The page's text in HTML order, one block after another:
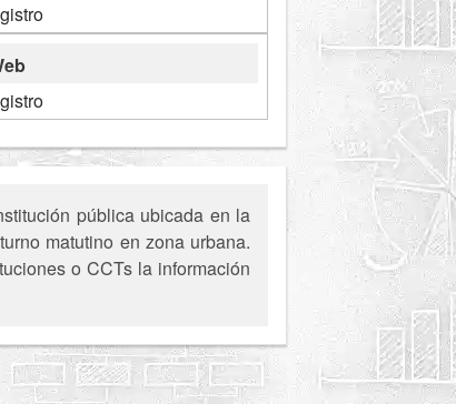
pública ubicada en la
matutino en zona urbana.
o CCTs la información